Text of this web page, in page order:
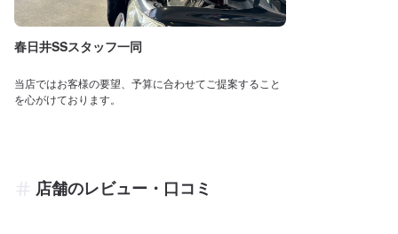
春日井SSスタッフ一同
当店ではお客様の要望、予算に合わせてご提案すること
を心がけております。
店舗のレビュー・口コミ